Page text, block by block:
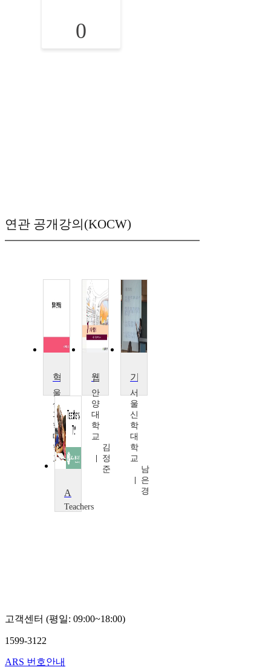
0
연관 공개강의(KOCW)
울
산
과
학
대
학
교
홍
표
안
양
대
학
교
김
정
준
서
울
신
학
대
학
교
남
은
경
Teachers
고객센터 (평일: 09:00~18:00)
1599-3122
ARS 번호안내